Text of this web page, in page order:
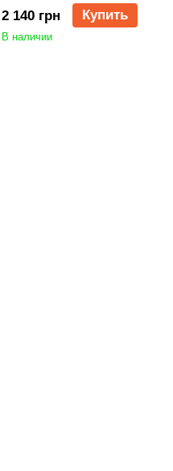
2 140 грн
Купить
В наличии